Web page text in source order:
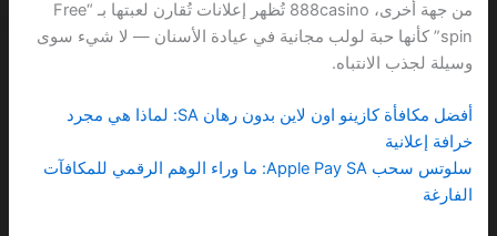
من جهة أخرى، 888casino تُظهر إعلانات تُقارن لعبتها بـ “Free
spin” كأنها حبة لولب مجانية في عيادة الأسنان — لا شيء سوى
وسيلة لجذب الانتباه.
أفضل مكافأة كازينو اون لاين بدون رهان SA: لماذا هي مجرد
خرافة إعلانية
سلوتس سحب Apple Pay SA: ما وراء الوهم الرقمي للمكافآت
الفارغة